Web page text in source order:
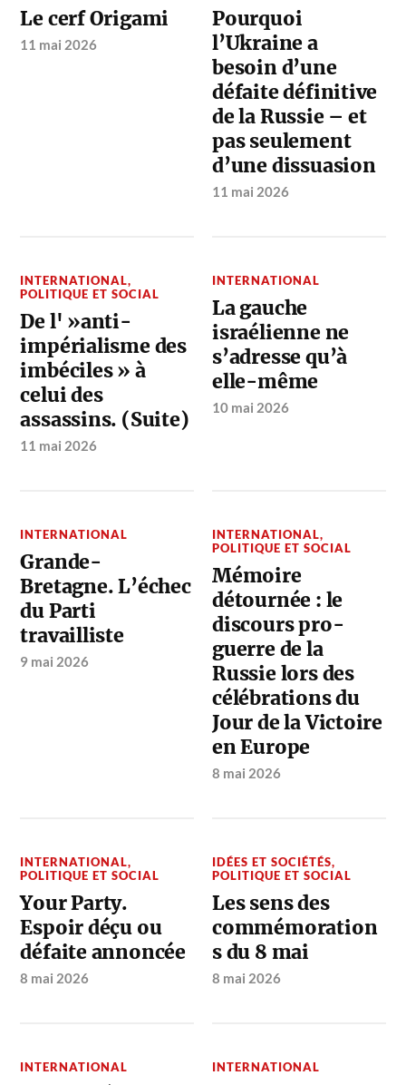
Le cerf Origami
11 mai 2026
Pourquoi
l’Ukraine a
besoin d’une
défaite définitive
de la Russie – et
pas seulement
d’une dissuasion
11 mai 2026
INTERNATIONAL,
POLITIQUE ET SOCIAL
De l' »anti-
impérialisme des
imbéciles » à
celui des
assassins. (Suite)
11 mai 2026
INTERNATIONAL
La gauche
israélienne ne
s’adresse qu’à
elle-même
10 mai 2026
INTERNATIONAL
Grande-
Bretagne. L’échec
du Parti
travailliste
9 mai 2026
INTERNATIONAL,
POLITIQUE ET SOCIAL
Mémoire
détournée : le
discours pro-
guerre de la
Russie lors des
célébrations du
Jour de la Victoire
en Europe
8 mai 2026
INTERNATIONAL,
POLITIQUE ET SOCIAL
Your Party.
Espoir déçu ou
défaite annoncée
8 mai 2026
IDÉES ET SOCIÉTÉS,
POLITIQUE ET SOCIAL
Les sens des
commémoration
s du 8 mai
8 mai 2026
INTERNATIONAL INTERNATIONAL